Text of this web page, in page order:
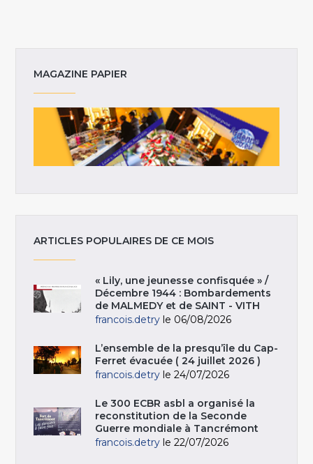
MAGAZINE PAPIER
ARTICLES POPULAIRES DE CE MOIS
« Lily, une jeunesse confisquée » /
Décembre 1944 : Bombardements
de MALMEDY et de SAINT - VITH
francois.detry le 06/08/2026
L’ensemble de la presqu’île du Cap-
Ferret évacuée ( 24 juillet 2026 )
francois.detry le 24/07/2026
Le 300 ECBR asbl a organisé la
reconstitution de la Seconde
Guerre mondiale à Tancrémont
francois.detry le 22/07/2026